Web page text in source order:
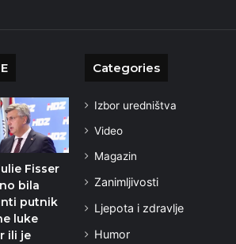
Fisser
bila
putnik
luke
ili je
Categories
Izbor uredništva
Video
Magazin
Zanimljivosti
Ljepota i zdravlje
Humor